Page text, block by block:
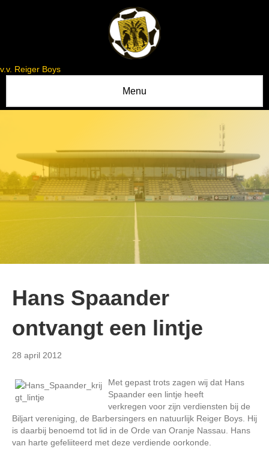
v.v. Reiger Boys
Menu
Hans Spaander
ontvangt een lintje
28 april 2012
Met gepast trots zagen wij dat Hans
Spaander een lintje heeft
verkregen voor zijn verdiensten bij de
Biljart vereniging, de Barbersingers en natuurlijk Reiger Boys. Hij
is daarbij benoemd tot lid in de Orde van Oranje Nassau. Hans
van harte gefeliiteerd met deze verdiende oorkonde.